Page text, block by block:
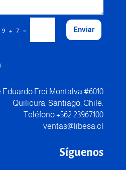
9 + 7 = Enviar
Frei Montalva #6010
Quilicura, Santiago, Chile.
Teléfono +562 23967100
ventas@libesa.cl
Síguenos